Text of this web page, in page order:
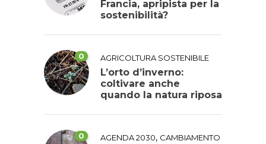
Francia, apripista per la
sostenibilità?
0 AGRICOLTURA SOSTENIBILE
L’orto d’inverno:
coltivare anche
quando la natura riposa
0 AGENDA 2030, CAMBIAMENTO